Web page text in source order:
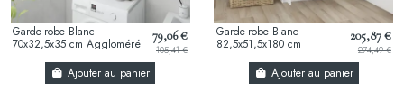
Garde-robe Blanc
70x32,5x35 cm Aggloméré
79,06 €
105,41 €
Ajouter au panier
Garde-robe Blanc
82,5x51,5x180 cm
205,87 €
274,49 €
Ajouter au panier